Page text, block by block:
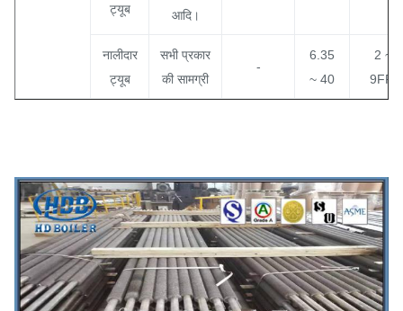
आदि।
ट्यूब
नालीदार
ट्यूब
सभी प्रकार
की सामग्री
-
6.35
~ 40
2 ~
9FPI